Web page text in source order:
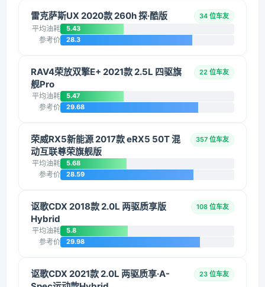
雷克萨斯UX 2020款 260h 探·酷版 34 位车友
平均油耗 5.43
参考价 28.3
RAV4荣放双擎E+ 2021款 2.5L 四驱旗
舰Pro
22 位车友
平均油耗 5.47
参考价 29.68
荣威RX5新能源 2017款 eRX5 50T 混
动互联尊荣旗舰版
357 位车友
平均油耗 5.68
参考价 28.59
讴歌CDX 2018款 2.0L 两驱质享版
Hybrid
108 位车友
平均油耗 5.8
参考价 29.98
讴歌CDX 2021款 2.0L 两驱质享·A-
23 位车友